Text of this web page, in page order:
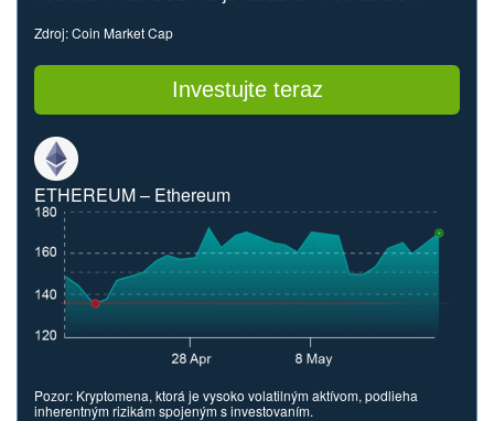
Zdroj: Coin Market Cap
Investujte teraz
ETHEREUM – Ethereum
Pozor: Kryptomena, ktorá je vysoko volatilným aktívom, podlieha
inherentným rizikám spojeným s investovaním.